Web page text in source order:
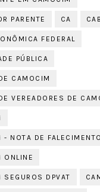
PARENTE CA
FEDERAL
PÚBLICA
CAMOCIM
VEREADORES DE
- NOTA DE FALECIMENTO
ONLINE
SEGUROS DPVAT